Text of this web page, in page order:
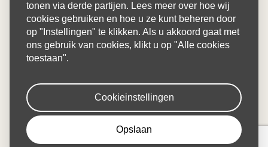
tonen via derde partijen. Lees meer over hoe wij
cookies gebruiken en hoe u ze kunt beheren door
op "Instellingen" te klikken. Als u akkoord gaat met
ons gebruik van cookies, klikt u op "Alle cookies
toestaan".
Cookieinstellingen
Opslaan